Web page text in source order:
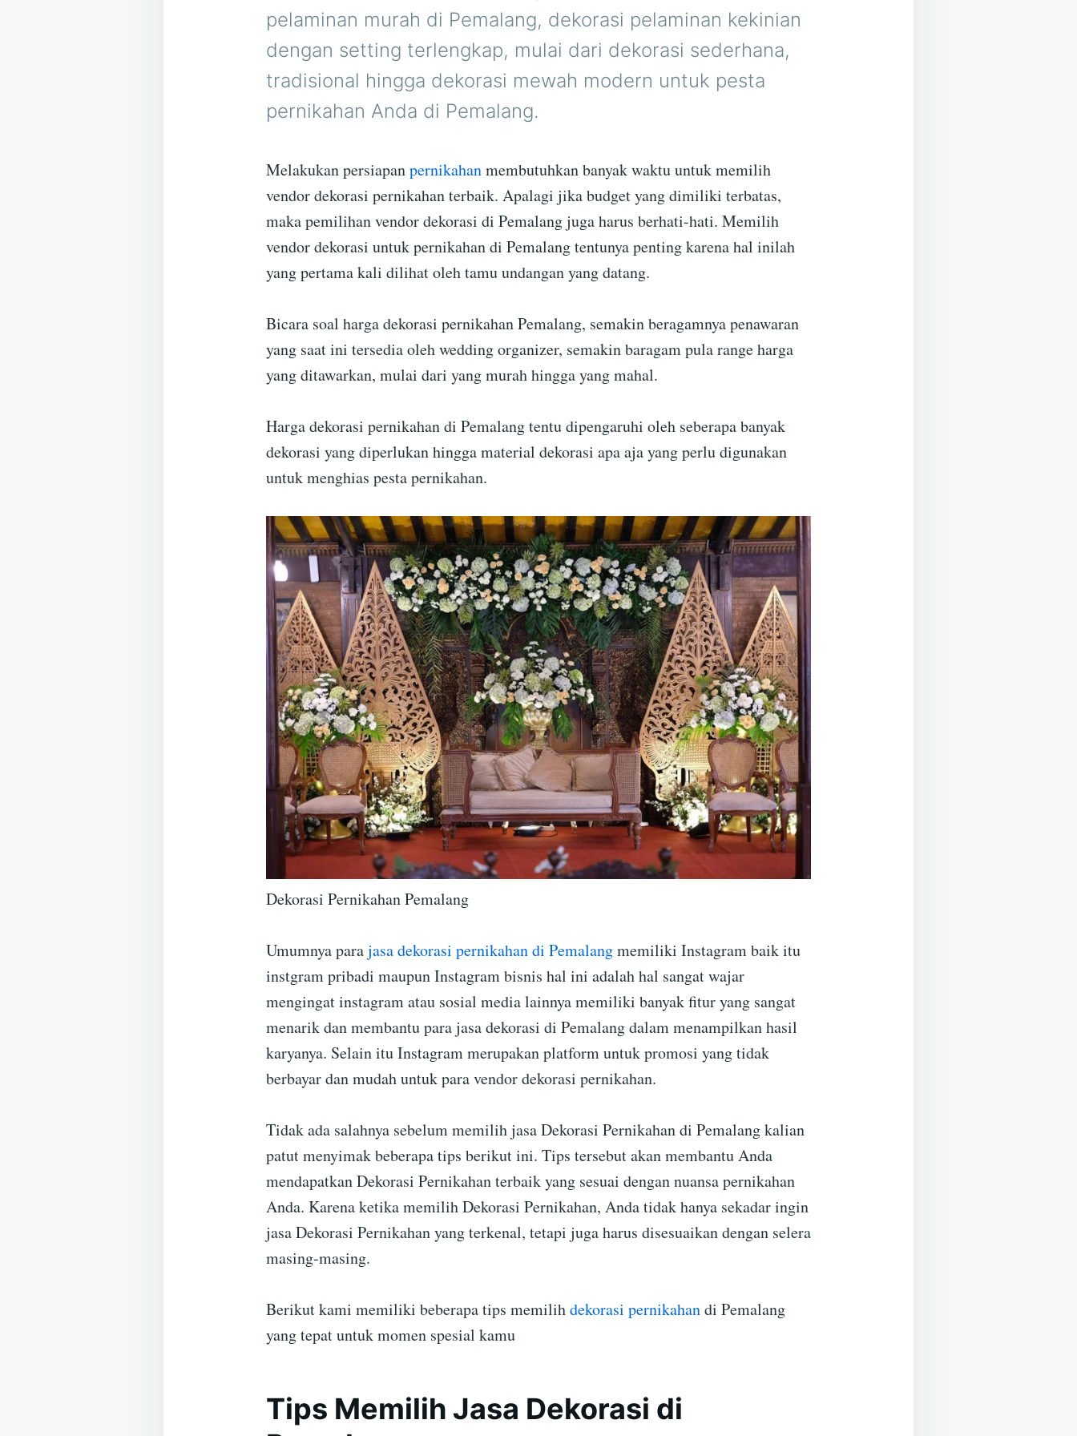
pelaminan murah di Pemalang, dekorasi pelaminan kekinian
dengan setting terlengkap, mulai dari dekorasi sederhana,
tradisional hingga dekorasi mewah modern untuk pesta
pernikahan Anda di Pemalang.
Melakukan persiapanpernikahanmembutuhkan banyak waktu untuk memilih
vendor dekorasi pernikahan terbaik. Apalagi jika budget yang dimiliki terbatas,
maka pemilihan vendor dekorasi di Pemalang juga harus berhati-hati. Memilih
vendor dekorasi untuk pernikahan di Pemalang tentunya penting karena hal inilah
yang pertama kali dilihat oleh tamu undangan yang datang.
Bicara soal harga dekorasi pernikahan Pemalang, semakin beragamnya penawaran
yang saat ini tersedia oleh wedding organizer, semakin baragam pula range harga
yang ditawarkan, mulai dari yang murah hingga yang mahal.
Harga dekorasi pernikahan di Pemalang tentu dipengaruhi oleh seberapa banyak
dekorasi yang diperlukan hingga material dekorasi apa aja yang perlu digunakan
untuk menghias pesta pernikahan.
Dekorasi Pernikahan Pemalang
Umumnya parajasa dekorasi pernikahan di Pemalangmemiliki Instagram baik itu
instgram pribadi maupun Instagram bisnis hal ini adalah hal sangat wajar
mengingat instagram atau sosial media lainnya memiliki banyak fitur yang sangat
menarik dan membantu para jasa dekorasi di Pemalang dalam menampilkan hasil
karyanya. Selain itu Instagram merupakan platform untuk promosi yang tidak
berbayar dan mudah untuk para vendor dekorasi pernikahan.
Tidak ada salahnya sebelum memilih jasa Dekorasi Pernikahan di Pemalang kalian
patut menyimak beberapa tips berikut ini. Tips tersebut akan membantu Anda
mendapatkan Dekorasi Pernikahan terbaik yang sesuai dengan nuansa pernikahan
Anda. Karena ketika memilih Dekorasi Pernikahan, Anda tidak hanya sekadar ingin
jasa Dekorasi Pernikahan yang terkenal, tetapi juga harus disesuaikan dengan selera
masing-masing.
Berikut kami memiliki beberapa tips memilihdekorasi pernikahandi Pemalang
yang tepat untuk momen spesial kamu
Tips Memilih Jasa Dekorasi di